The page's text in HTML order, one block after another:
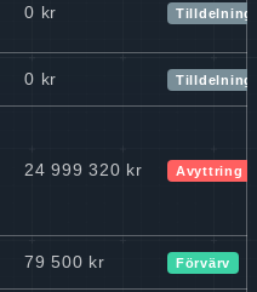
0 kr Tilldelning
0 kr Tilldelning
24 999 320 kr Avyttring
79 500 kr Förvärv